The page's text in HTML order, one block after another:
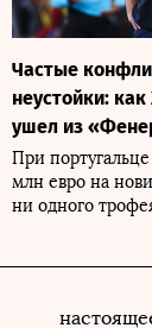
Частые
неустойки:
ушел из
При португальце
млн евро на
ни одного